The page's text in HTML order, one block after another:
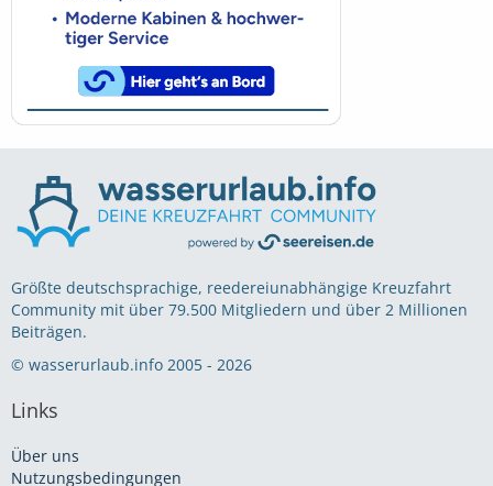
Größte deutschsprachige, reedereiunabhängige Kreuzfahrt
Community mit über 79.500 Mitgliedern und über 2 Millionen
Beiträgen.
© wasserurlaub.info 2005 - 2026
Links
Über uns
Nutzungsbedingungen